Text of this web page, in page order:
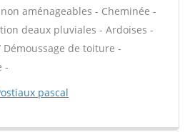
aménageables - Cheminée -
deaux pluviales - Ardoises -
Démoussage de toiture -
-
pascal